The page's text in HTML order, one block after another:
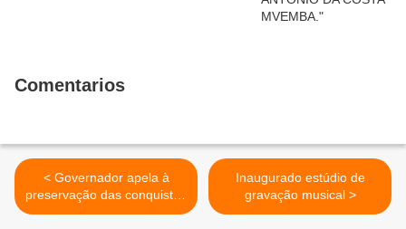
Comentarios
< Governador apela à
preservação das conquistas
alcançadas com a
Inaugurado estúdio de
gravação musical >